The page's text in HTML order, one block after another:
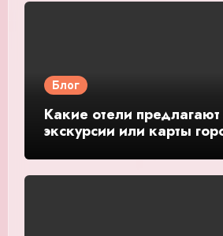
Блог
Какие отели
экскурсии или карты